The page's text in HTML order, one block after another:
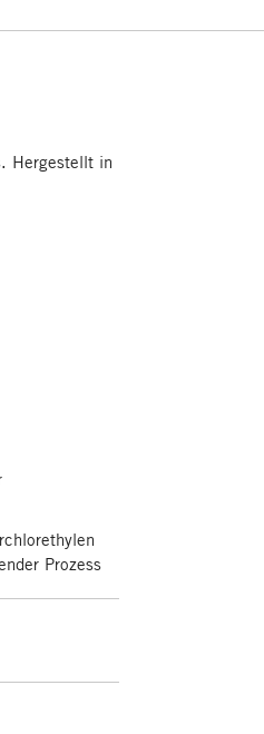
Hergestellt in
Prozess